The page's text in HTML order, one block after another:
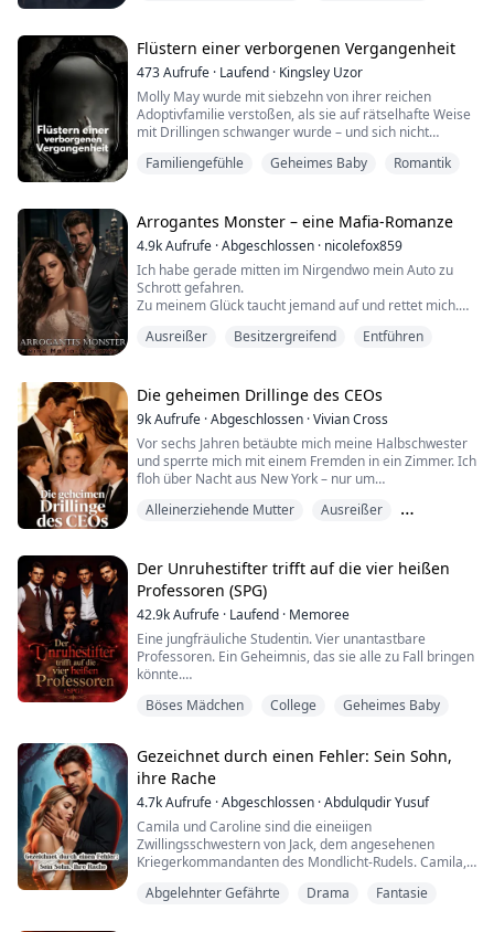
ging, ohne sich noch einmal umzudrehen, trug seinen
Zorn wie eine Rüstung und ließ Emily allein zurück, mit
einer Reue, der sie niemals entkommen würde. Drei
Jahre später zerrt das Schic...
Flüstern einer verborgenen Vergangenheit
473Aufrufe · Laufend · Kingsley Uzor
Molly May wurde mit siebzehn von ihrer reichen
Adoptivfamilie verstoßen, als sie auf rätselhafte Weise
mit Drillingen schwanger wurde – und sich nicht
Jahre lang zog sie Alex, Ben und Claudia allein in einem
Chance zurück nach Northfolk führt,...
Familiengefühle Geheimes Baby Romantik
Arrogantes Monster – eine Mafia-Romanze
4.9kAufrufe ·Abgeschlossen · nicolefox859
Ich habe gerade mitten im Nirgendwo mein Auto zu
Schrott gefahren.
Zu meinem Glück taucht jemand auf und rettet mich.
Krimineller.
Zwei Meter blauäugige, finstere Verschlossenheit.
Er verrät mir kein einziges Wort darüber, wer er ist
oder was er hier draußen treibt.
Aber man muss kein Genie sein, um zu begreifen, dass
von diesem Mann ...
Ausreißer Besitzergreifend Entführen
Die geheimen Drillinge des CEOs
9kAufrufe ·Abgeschlossen ·Vivian Cross
Vor sechs Jahren betäubte mich meine Halbschwester
und sperrte mich mit einem Fremden in ein Zimmer. Ich
floh über Nacht aus New York – nur um
Marke meiner verstorbenen Mutter zurückholen. Doch
Ethan Blackwood – dieser kalte, mächtige CEO – ...
Alleinerziehende Mutter
Ausreißer
Der Unruhestifter trifft auf die vier heißen
Professoren (SPG)
42.9kAufrufe · Laufend · Memoree
Eine jungfräuliche Studentin. Vier unantastbare
Professoren. Ein Geheimnis, das sie alle zu Fall bringen
könnte.
Cheska Vega hatte einen einfachen Plan: abschließen,
dunkles, köstliches Geheimnis. Und nun steckt sie fest –
in einem riskanten Spiel aus Besessenheit mit vier
Männern, die sie niema...
Böses Mädchen College Geheimes Baby
Gezeichnet durch einen Fehler: Sein Sohn,
ihre Rache
4.7kAufrufe ·Abgeschlossen ·Abdulqudir Yusuf
Camila und Caroline sind die eineiigen
Zwillingsschwestern von Jack, dem angesehenen
Kriegerkommandanten des Mondlicht-Rudels. Camila,
Michael versprochen ist und als seine Luna auserwählt
Abgelehnter Gefährte Drama Fantasie